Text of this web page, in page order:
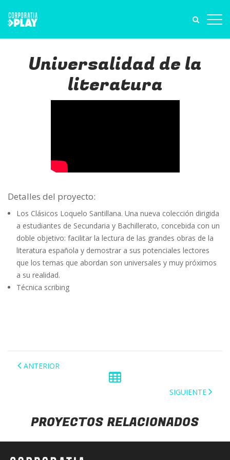
Universalidad de la
literatura
Detalles del proyecto:
Los Clásicos Loquelo Santillana. Una nueva colección dirigida
a estudiantes de Secundaria y Bachillerato, concebida con un
doble objetivo: facilitar la lectura de las grandes obras de la
literatura española y demostrar a sus potenciales lectores
que los temas que abordan son universales y muy próximos
a su realidad.
Técnica scribing
ANTERIOR
SIGUIENTE
PROYECTOS RELACIONADOS